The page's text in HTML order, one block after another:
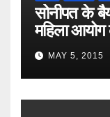
सोनीपत के
महिला
MAY 5, 2015